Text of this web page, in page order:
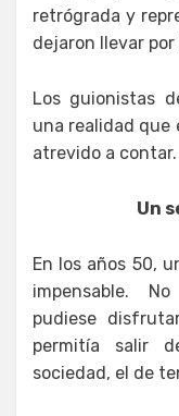
retrógrada y
dejaron llevar por
Los guionistas
una realidad que
atrevido a contar.
Un
En los años 50,
impensable.
pudiese
permitía salir
sociedad, el de